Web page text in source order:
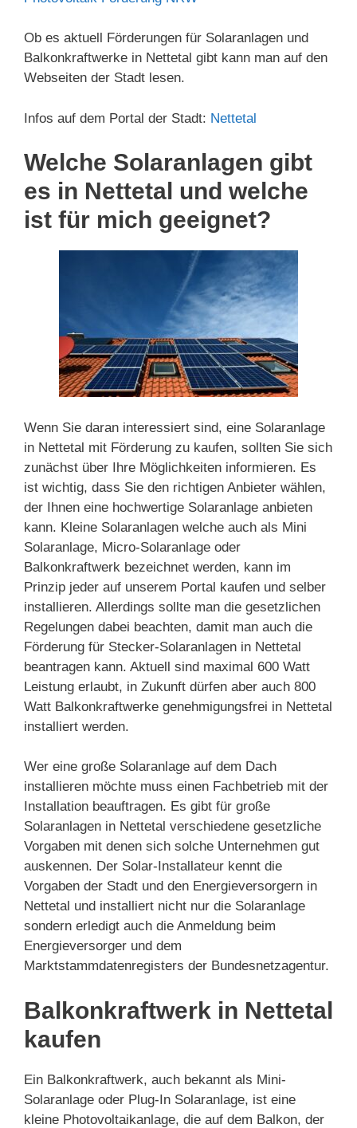
Ob es aktuell Förderungen für Solaranlagen und
Balkonkraftwerke in Nettetal gibt kann man auf den
Webseiten der Stadt lesen.
Infos auf dem Portal der Stadt: Nettetal
Welche Solaranlagen gibt
es in Nettetal und welche
ist für mich geeignet?
Wenn Sie daran interessiert sind, eine Solaranlage
in Nettetal mit Förderung zu kaufen, sollten Sie sich
zunächst über Ihre Möglichkeiten informieren. Es
ist wichtig, dass Sie den richtigen Anbieter wählen,
der Ihnen eine hochwertige Solaranlage anbieten
kann. Kleine Solaranlagen welche auch als Mini
Solaranlage, Micro-Solaranlage oder
Balkonkraftwerk bezeichnet werden, kann im
Prinzip jeder auf unserem Portal kaufen und selber
installieren. Allerdings sollte man die gesetzlichen
Regelungen dabei beachten, damit man auch die
Förderung für Stecker-Solaranlagen in Nettetal
beantragen kann. Aktuell sind maximal 600 Watt
Leistung erlaubt, in Zukunft dürfen aber auch 800
Watt Balkonkraftwerke genehmigungsfrei in Nettetal
installiert werden.
Wer eine große Solaranlage auf dem Dach
installieren möchte muss einen Fachbetrieb mit der
Installation beauftragen. Es gibt für große
Solaranlagen in Nettetal verschiedene gesetzliche
Vorgaben mit denen sich solche Unternehmen gut
auskennen. Der Solar-Installateur kennt die
Vorgaben der Stadt und den Energieversorgern in
Nettetal und installiert nicht nur die Solaranlage
sondern erledigt auch die Anmeldung beim
Energieversorger und dem
Marktstammdatenregisters der Bundesnetzagentur.
Balkonkraftwerk in Nettetal
kaufen
Ein Balkonkraftwerk, auch bekannt als Mini-
Solaranlage oder Plug-In Solaranlage, ist eine
kleine Photovoltaikanlage, die auf dem Balkon, der